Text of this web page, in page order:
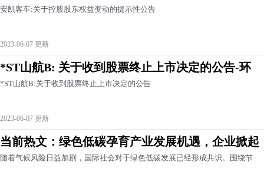
安凯客车:关于控股股东权益变动的提示性公告
2023-06-07 更新
*ST山航B: 关于收到股票终止上市决定的公告-环
*ST山航B:关于收到股票终止上市决定的公告
2023-06-07 更新
当前热文：绿色低碳孕育产业发展机遇，企业掀起
随着气候风险日益加剧，国际社会对于绿色低碳发展已经形成共识。围绕节